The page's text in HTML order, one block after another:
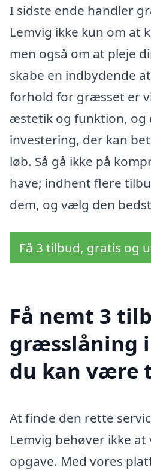
I sidste ende handler
Lemvig ikke kun om at
men også om at pleje
skabe en indbydende
forhold for græsset er
æstetik og funktion, og
investering, der kan
løb. Så gå ikke på
have; indhent flere
dem, og vælg den
Få 3 tilbud, gratis og
Få nemt 3
græsslåning
du kan være
At finde den rette
Lemvig behøver ikke
opgave. Med vores